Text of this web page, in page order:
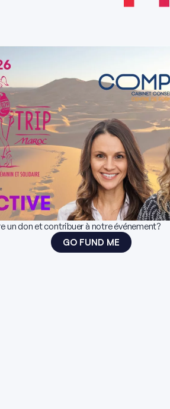
un don et contribuer à notre événement?
GO FUND ME